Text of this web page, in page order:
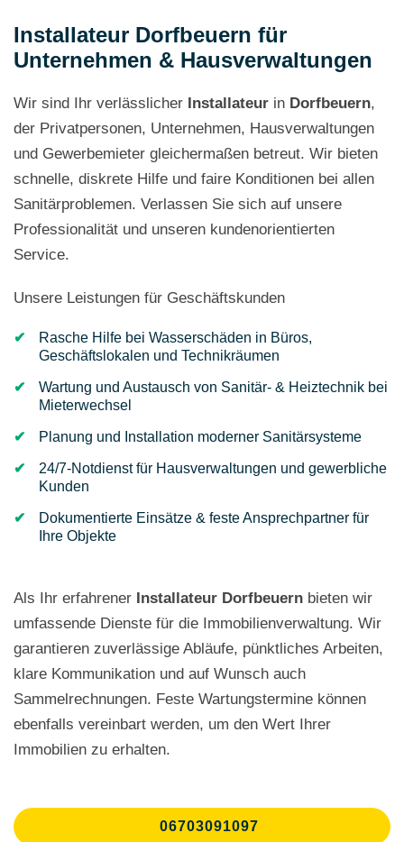
Installateur Dorfbeuern für
Unternehmen & Hausverwaltungen
Wir sind Ihr verlässlicher Installateur in Dorfbeuern,
der Privatpersonen, Unternehmen, Hausverwaltungen
und Gewerbemieter gleichermaßen betreut. Wir bieten
schnelle, diskrete Hilfe und faire Konditionen bei allen
Sanitärproblemen. Verlassen Sie sich auf unsere
Professionalität und unseren kundenorientierten
Service.
Unsere Leistungen für Geschäftskunden
Rasche Hilfe bei Wasserschäden in Büros,
Geschäftslokalen und Technikräumen
Wartung und Austausch von Sanitär- & Heiztechnik bei
Mieterwechsel
Planung und Installation moderner Sanitärsysteme
24/7-Notdienst für Hausverwaltungen und gewerbliche
Kunden
Dokumentierte Einsätze & feste Ansprechpartner für
Ihre Objekte
Als Ihr erfahrener Installateur Dorfbeuern bieten wir
umfassende Dienste für die Immobilienverwaltung. Wir
garantieren zuverlässige Abläufe, pünktliches Arbeiten,
klare Kommunikation und auf Wunsch auch
Sammelrechnungen. Feste Wartungstermine können
ebenfalls vereinbart werden, um den Wert Ihrer
Immobilien zu erhalten.
06703091097